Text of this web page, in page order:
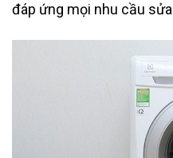
đáp ứng mọi nhu cầu